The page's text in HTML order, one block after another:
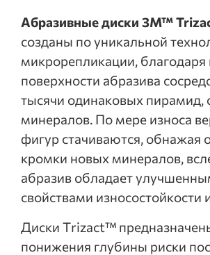
Абразивные диски 3M™
созданы по уникальной
микрорепликации, благодаря
поверхности абразива
тысячи одинаковых пирамид,
минералов. По мере износа
фигур стачиваются, обнажая
кромки новых минералов,
абразив обладает
свойствами износостойкости
Диски Trizact™
понижения глубины риски